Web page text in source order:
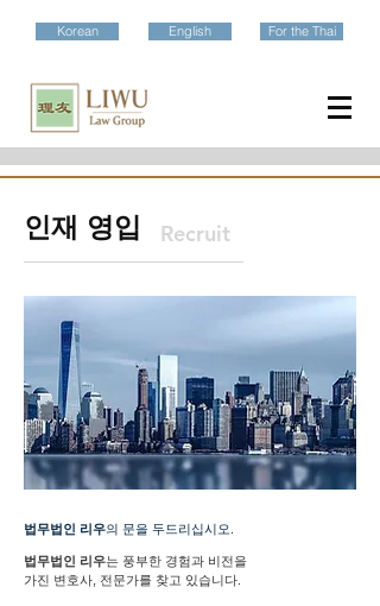
Korean English For the Thai
인재 영입 Recruit
법무법인 리우의 문을 두드리십시오.
법무법인 리우는 풍부한 경험과 비전을
가진 변호사, 전문가를 찾고 있습니다.